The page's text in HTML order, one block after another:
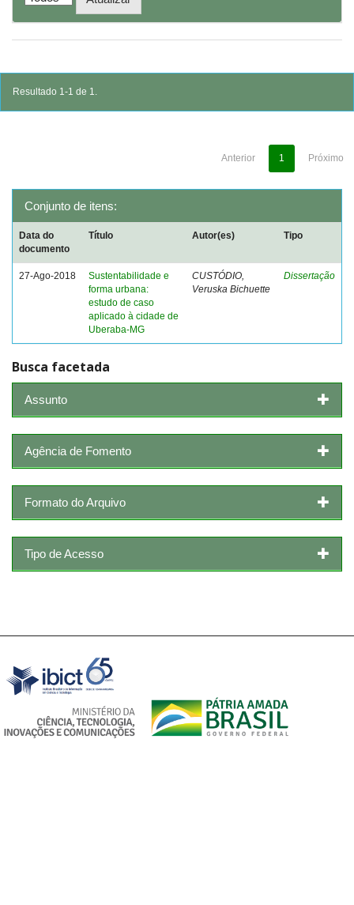
Resultado 1-1 de 1.
Anterior 1 Próximo
Conjunto de itens:
Data do
documento
Título Autor(es) Tipo
27-Ago-2018
Sustentabilidade e
forma urbana:
estudo de caso
aplicado à cidade de
Uberaba-MG
CUSTÓDIO,
Veruska Bichuette
Dissertação
Busca facetada
Assunto
Agência de Fomento
Formato do Arquivo
Tipo de Acesso